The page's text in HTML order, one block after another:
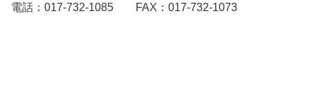
電話：017-732-1085 FAX：017-732-1073